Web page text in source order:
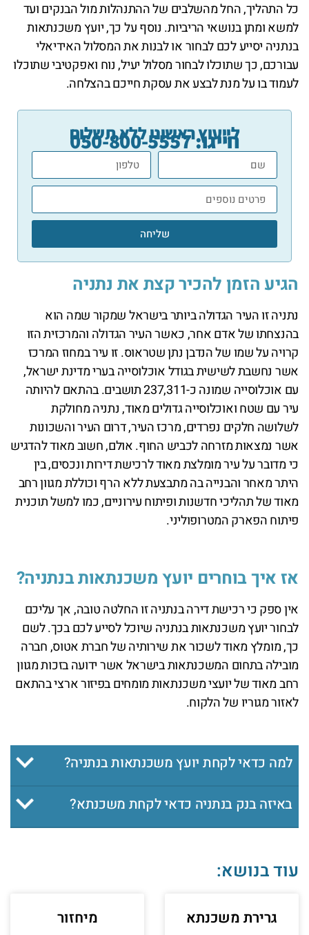
כל התהליך, החל מהשלבים של ההתנהלות מול הבנקים ועד
למשא ומתן בנושאי הריביות. נוסף על כך, יועץ משכנתאות
בנתניה יסייע לכם לבחור או לבנות את המסלול האידיאלי
עבורכם, כך שתוכלו לבחור מסלול יעיל, נוח ואפקטיבי שתוכלו
לעמוד בו על מנת לבצע את עסקת חייכם בהצלחה.
לייעוץ ראשוני ללא תשלום
חייגו: 050-800-5557
שליחה
הגיע הזמן להכיר קצת את נתניה
נתניה זו העיר הגדולה ביותר בישראל שמקור שמה הוא
בהנצחתו של אדם אחר, כאשר העיר הגדולה והמרכזית הזו
קרויה על שמו של הנדבן נתן שטראוס. זו עיר במחוז המרכז
אשר נחשבת לשישית בגודל אוכלוסייה בערי מדינת ישראל,
עם אוכלוסייה שמונה כ-237,311 תושבים. בהתאם להיותה
עיר עם שטח ואוכלוסייה גדולים מאוד, נתניה מחולקת
לשלושה חלקים נפרדים, מרכז העיר, דרום העיר והשכונות
אשר נמצאות מזרחה לכביש החוף. אולם, חשוב מאוד להדגיש
כי מדובר על עיר מומלצת מאוד לרכישת דירות ונכסים, בין
היתר מאחר והבנייה בה מתבצעת ללא הרף וכוללת מגוון רחב
מאוד של תהליכי חדשנות ופיתוח עירוניים, כמו למשל תוכנית
פיתוח הפארק המטרופוליני.
אז איך בוחרים יועץ משכנתאות בנתניה?
אין ספק כי רכישת דירה בנתניה זו החלטה טובה, אך עליכם
לבחור יועץ משכנתאות בנתניה שיוכל לסייע לכם בכך. לשם
כך, מומלץ מאוד לשכור את שירותיה של חברת אטוס, חברה
מובילה בתחום המשכנתאות בישראל אשר ידועה בזכות מגוון
רחב מאוד של יועצי משכנתאות מומחים בפיזור ארצי בהתאם
לאזור מגוריו של הלקוח.
למה כדאי לקחת יועץ משכנתאות בנתניה?
באיזה בנק בנתניה כדאי לקחת משכנתא?
עוד בנושא:
גרירת משכנתא
מיחזור